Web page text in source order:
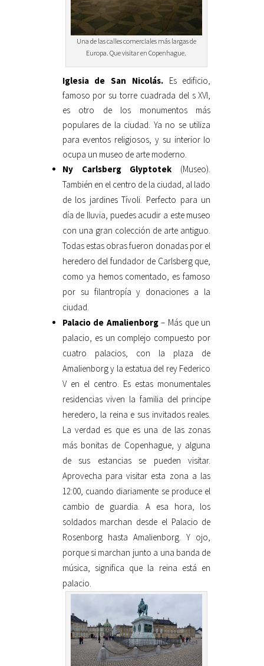
Una de las calles comerciales más largas de
Europa. Que visitar en Copenhague.
Iglesia de San Nicolás.Es edificio,
famoso por su torre cuadrada del s XVI,
es otro de los monumentos más
populares de la ciudad. Ya no se utiliza
para eventos religiosos, y su interior lo
ocupa un museo de arte moderno.
Ny Carlsberg Glyptotek (Museo).
También en el centro de la ciudad, al lado
de los jardines Tívoli. Perfecto para un
día de lluvia, puedes acudir a este museo
con una gran colección de arte antiguo.
Todas estas obras fueron donadas por el
heredero del fundador de Carlsberg que,
como ya hemos comentado, es famoso
por su filantropía y donaciones a la
ciudad.
Palacio de Amalienborg– Más que un
palacio, es un complejo compuesto por
cuatro palacios, con la plaza de
Amalienborg y la estatua del rey Federico
V en el centro. Es estas monumentales
residencias viven la familia del principe
heredero, la reina e sus invitados reales.
La verdad es que es una de las zonas
más bonitas de Copenhague, y alguna
de sus estancias se pueden visitar.
Aprovecha para visitar esta zona a las
12:00, cuando diariamente se produce el
cambio de guardia. A esa hora, los
soldados marchan desde el Palacio de
Rosenborg hasta Amalienborg. Y ojo,
porque si marchan junto a una banda de
música, significa que la reina está en
palacio.